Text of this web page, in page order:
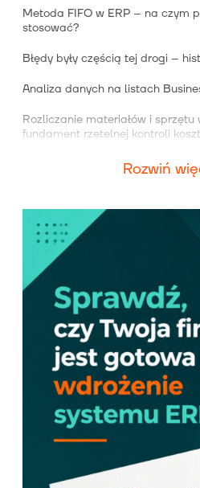
Metoda FIFO w ERP – na czym
stosować?
Błędy były częścią tej drogi –
Analiza danych na listach
Rozliczanie materiałów i
fundament rzetelnej kontroli
Rozwiń